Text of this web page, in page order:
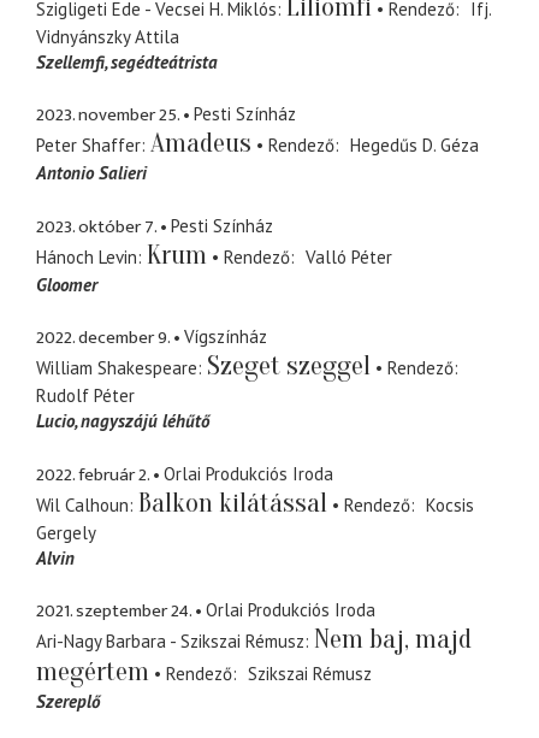
Szigligeti Ede - Vecsei H. Miklós Liliomfi Rendező
Ifj.
Vidnyánszky Attila
Szellemfi segédteátrista
2023. november 25.
Pesti Színház
Peter Shaffer Amadeus Rendező
Hegedűs D. Géza
Antonio Salieri
2023. október 7.
Pesti Színház
Hánoch Levin Krum Rendező
Valló Péter
Gloomer
2022. december 9.
Vígszínház
William Shakespeare Szeget szeggel
Rendező
Rudolf Péter
Lucio nagyszájú léhűtő
2022. február 2.
Orlai Produkciós Iroda
Wil Calhoun Balkon kilátással Rendező
Kocsis
Gergely
Alvin
2021. szeptember 24.
Orlai Produkciós Iroda
Ari-Nagy Barbara - Szikszai Rémusz Nem baj, majd
megértem
Rendező
Szikszai Rémusz
Szereplő